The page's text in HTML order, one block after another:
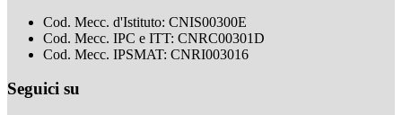
Cod. Mecc. d'Istituto: CNIS00300E
Cod. Mecc. IPC e ITT: CNRC00301D
Cod. Mecc. IPSMAT: CNRI003016
Seguici su